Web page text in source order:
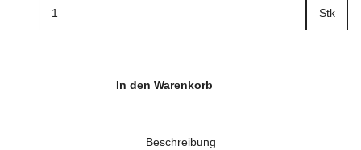
Stk
In den Warenkorb
Beschreibung